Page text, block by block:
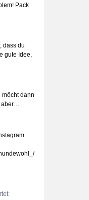
Pack
dass du
gute Idee,
möcht dann
aber…
)